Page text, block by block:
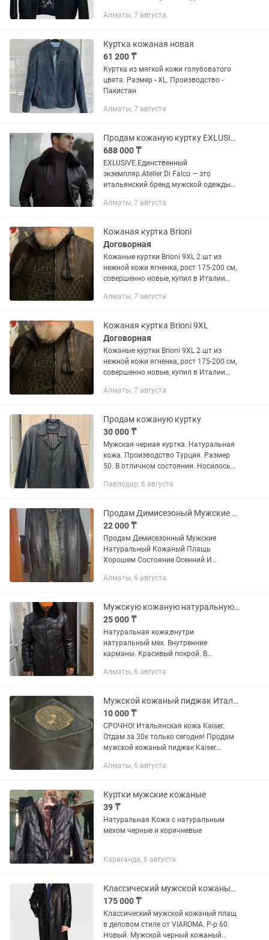
Montana). Оригинал, привезена из
Алматы, 7 августа
Куртка кожаная новая
61 200 ₸
Куртка из мягкой кожи голубоватого
цвета. Размер - XL. Производство -
Пакистан
Алматы, 7 августа
Продам кожаную куртку EXLUSIVE Класса LUX
688 000 ₸
EXLUSIVE.Единственный
экземпляр.Atelier Di Falco — это
итальянский бренд мужской одежды
на элегантной одежде, сочетающей
дизайном....
Алматы, 7 августа
Кожаная куртка Brioni
Договорная
Кожаные куртки Brioni 9XL 2 шт из
нежной кожи ягненка, рост 175-200 см,
совершенно новые, купил в Италии
Продаю в долларах по курсу.
Алматы, 7 августа
Кожаная куртка Brioni 9XL
Договорная
Кожаные куртки Brioni 9XL 2 шт из
нежной кожи ягненка, рост 175-200 см,
совершенно новые, купил в Италии
долларах по курсу.
Алматы, 7 августа
Продам кожаную куртку
30 000 ₸
Мужская черная куртка. Натуральная
кожа. Производство Турция. Размер
50. В отличном состоянии. Носилось
Павлодар, 6 августа
Продам Димисезоный Мужские Натуральный Кожаный Плащь Хорошем Состоянии.
22 000 ₸
Продам Демисезонный Мужские
Натуральный Кожаный Плащь
Хорошем Состояние Осенний И
Алматы, 6 августа
Мужскую кожаную натуральную зимнюю куртку
25 000 ₸
Натуральная кожа,внутри
натуральный мех. Внутренние
карманы. Красивый покрой. В
Алматы, 6 августа
Мужской кожаный пиджак Италия (Kaiser Leather)
10 000 ₸
СРОЧНО! Итальянская кожа Kaiser.
Отдам за 30к только сегодня! Продам
мужской кожаный пиджак Kaiser
вещь в стиле 90-х. Настоящая
Алматы, 6 августа
Куртки мужские кожаные
39 ₸
Натуральная Кожа с натуральным
мехом черные и коричневые
Караганда, 6 августа
Классический мужской кожаный плащ в деловом стиле от VIAROMA
175 000 ₸
Классический мужской кожаный плащ
в деловом стиле от VIAROMA. Р-р 60.
Новый. Мужской черный кожаный